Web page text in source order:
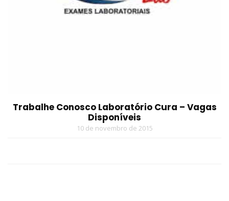
Trabalhe Conosco Laboratório Cura – Vagas
Disponíveis
10 de novembro de 2015